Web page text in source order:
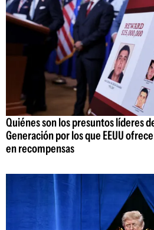
Quiénes son los presuntos líderes
Generación por los que EEUU
en recompensas